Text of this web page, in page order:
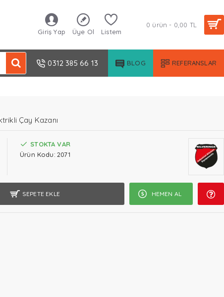
Giriş Yap Üye Ol Listem
0 ürün - 0,00 TL
0312 385 66 13 BLOG REFERANSLAR
Çay Kazanı
STOKTA VAR
Ürün Kodu: 2071
SEPETE EKLE HEMEN AL